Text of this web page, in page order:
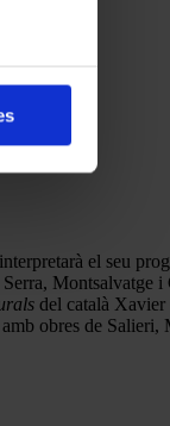
el seu
Montsalvatge i
del català Xavier
obres de